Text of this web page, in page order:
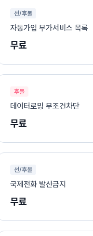
선/후불
자동가입 부가서비스 목록
무료
후불
데이터로밍 무조건차단
무료
선/후불
국제전화 발신금지
무료